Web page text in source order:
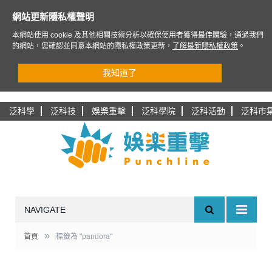
泛科學 泛科技 娛樂重擊 泛科學院 泛科活動 泛科市
NAVIGATE
首頁 » 標籤為 "pandora"
網站更新隱私權聲明
本網站使用 cookie 及其他相關技術分析以確保使用者獲得最佳體驗，通過我們
的網站，您確認並同意本網站的隱私權政策更新，
了解最新隱私權政策 。
我知道了